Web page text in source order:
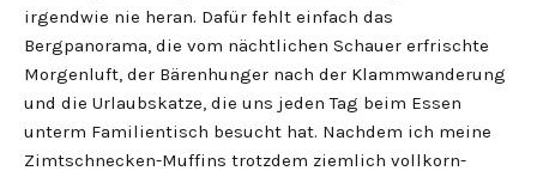
irgendwie nie heran. Dafür fehlt einfach das
Bergpanorama, die vom nächtlichen Schauer erfrischte
Morgenluft, der Bärenhunger nach der Klammwanderung
und die Urlaubskatze, die uns jeden Tag beim Essen
unterm Familientisch besucht hat. Nachdem ich meine
Zimtschnecken-Muffins trotzdem ziemlich vollkorn-